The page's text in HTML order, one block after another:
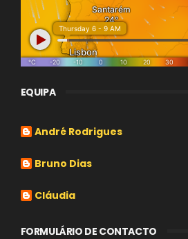
EQUIPA
André Rodrigues
Bruno Dias
Cláudia
FORMULÁRIO DE CONTACTO